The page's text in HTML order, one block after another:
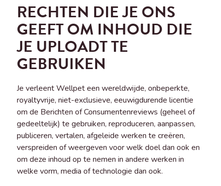
RECHTEN DIE JE ONS
GEEFT OM INHOUD DIE
JE UPLOADT TE
GEBRUIKEN
Je verleent Wellpet een wereldwijde, onbeperkte,
royaltyvrije, niet-exclusieve, eeuwigdurende licentie
om de Berichten of Consumentenreviews (geheel of
gedeeltelijk) te gebruiken, reproduceren, aanpassen,
publiceren, vertalen, afgeleide werken te creëren,
verspreiden of weergeven voor welk doel dan ook en
om deze inhoud op te nemen in andere werken in
welke vorm, media of technologie dan ook.